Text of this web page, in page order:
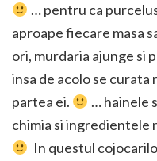
… pentru ca
aproape fiecare masa
ori, murdaria ajunge si
insa de acolo se
partea ei.
… hainele
chimia si ingredientele
In questul